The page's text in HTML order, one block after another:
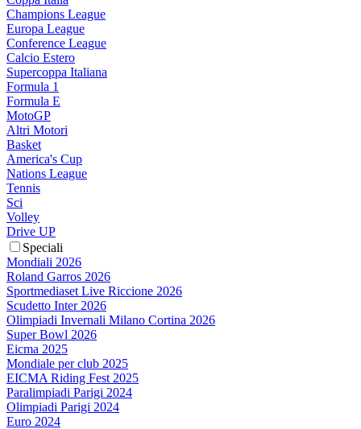
Champions League
Europa League
Conference League
Calcio Estero
Supercoppa Italiana
Formula 1
Formula E
MotoGP
Altri Motori
Basket
America's Cup
Nations League
Tennis
Sci
Volley
Drive UP
Speciali
Mondiali 2026
Roland Garros 2026
Sportmediaset Live Riccione 2026
Scudetto Inter 2026
Olimpiadi Invernali Milano Cortina 2026
Super Bowl 2026
Eicma 2025
Mondiale per club 2025
EICMA Riding Fest 2025
Paralimpiadi Parigi 2024
Olimpiadi Parigi 2024
Euro 2024